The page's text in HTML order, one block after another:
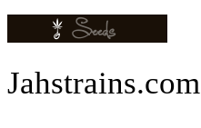
Jahstrains.com